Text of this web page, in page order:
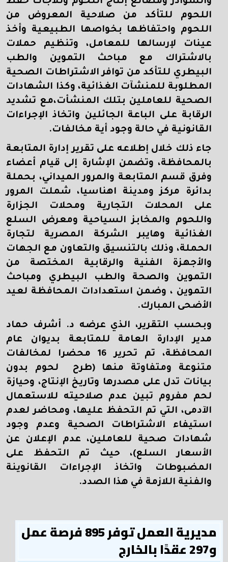
اللحوم للتأكد من صلاحية المعروض من
اللحوم واحتفاظها بخواصها الطبيعية وأخذ
عينات لإرسالها للمعامل، وتنظيم حملات
بالاشتراك مع مباحث التموين والطب
البيطري للتأكد من توافر الاشتراطات الصحية
المطلوبة للمنشآت الغذائية، وكذا الشهادات
الصحية للعاملين بتلك المنشأت،مع تشديد
الرقابة على الباعة الجائلين واتخاذ الإجراءات
القانونية في حالة وجود أية مخالفات.
جاء ذلك خلال إطلاعه على تقرير إدارة المتابعة
بالمحافظة، وتضمن الإشارة إلى قيام أعضاء
وفرق قسم المتابعة والمرور الميداني، بحملة
بدائرة مركز ومدينة اهناسيا، شملت المرور
على المحلات التجارية ومحلات الجزارة
واللحوم والمخابز السياحية ومعرض السلع
الغذائية وهايبر الشركة المصرية لتجارة
الحملة، وذلك بالتنسيق والتعاون مع الجهات
والأجهزة الفنية والرقابية المختصة من
التموين والصحة والطب البيطري ومباحث
التموين ، وضمن استعدادات المحافظة لعيد
الأضحى المبارك.
وبحسب التقرير، الذي عرضه د. أشرف حماد
مدير الإدارة العامة للمتابعة بديوان عام
المحافظة، تم تحرير 16 محضرا لمخالفات
متنوعة ومتفاوتة منها (طرح لحوم بدون
بيانات تدل على مصدرها وتاريخ الإنتاج، وحيازة
لحم مفروم تبين عدم صلاحيته للاستعمال
الآدمى، التي تم التحفظ عليها، ومحاضر لعدم
استيفاء الاشتراطات الصحية وعدم وجود
شهادات صحية للعاملين، عدم الإعلان عن
الأسعار السلع)، حيث تم التحفظ على
المضبوطات واتخاذ الإجراءات القانوينة
والفنية اللازمة في هذا الصدد.
مديرية العمل توفر 895 فرصة عمل
و297 عقدًا بالخارج